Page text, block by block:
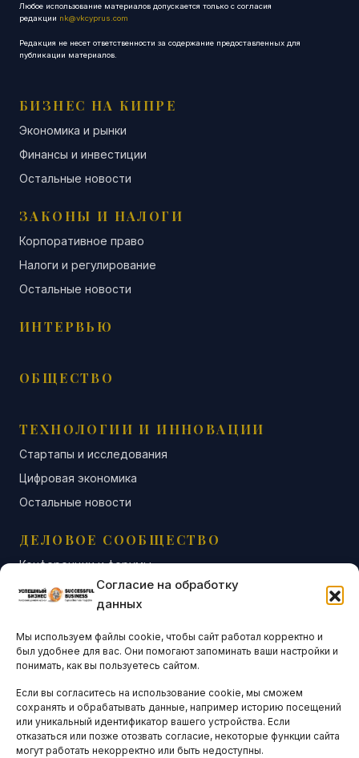
Согласие на обработку
данных
Мы используем файлы cookie, чтобы сайт работал корректно и
был удобнее для вас. Они помогают запоминать ваши настройки и
понимать, как вы пользуетесь сайтом.
Если вы согласитесь на использование cookie, мы сможем
сохранять и обрабатывать данные, например историю посещений
или уникальный идентификатор вашего устройства. Если
отказаться или позже отозвать согласие, некоторые функции сайта
могут работать некорректно или быть недоступны.
Любое использование материалов допускается только с согласия
редакции nk@vkcyprus.com
Редакция не несет ответственности за содержание предоставленных для
публикации материалов.
БИЗНЕС НА КИПРЕ
Экономика и рынки
Финансы и инвестиции
Остальные новости
ЗАКОНЫ И НАЛОГИ
Корпоративное право
Налоги и регулирование
Остальные новости
ИНТЕРВЬЮ
ОБЩЕСТВО
ТЕХНОЛОГИИ И ИННОВАЦИИ
Стартапы и исследования
Цифровая экономика
Остальные новости
ДЕЛОВОЕ СООБЩЕСТВО
Конференции и форумы
Бизнес-клубы и ассоциации
Остальные новости
АНАЛИТИКА И СТАТИСТИКА
ARTICLES IN ENGLISH
НАВИГАЦИЯ